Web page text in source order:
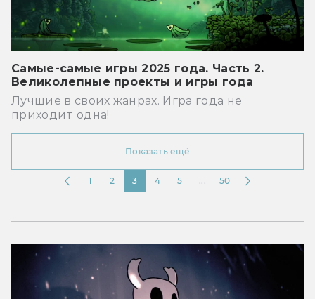
Самые-самые игры 2025 года. Часть 2.
Великолепные проекты и игры года
Лучшие в своих жанрах. Игра года не
приходит одна!
Показать ещё
1 2 3 4 5 50
...